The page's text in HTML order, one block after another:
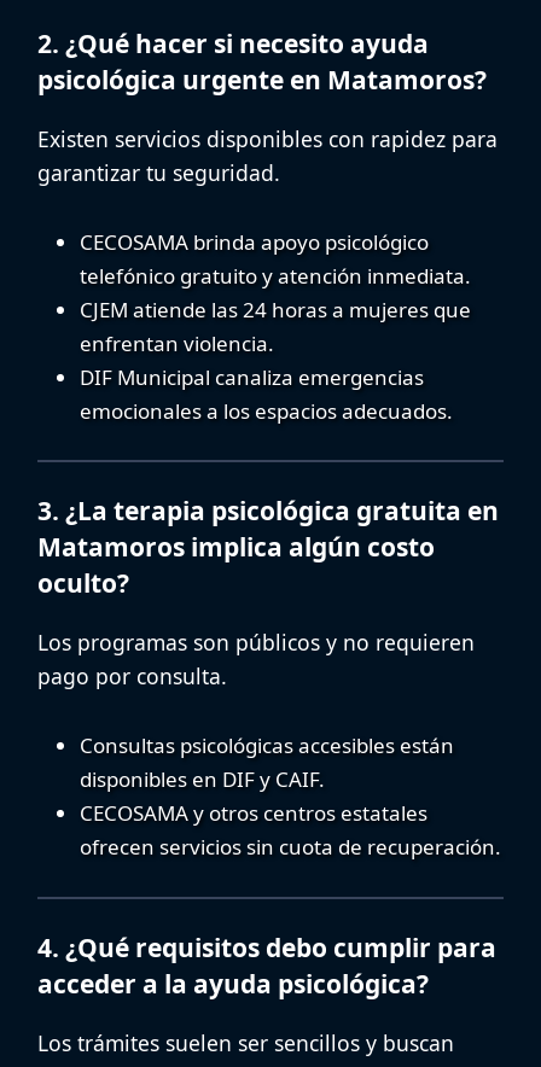
2. ¿Qué hacer si necesito ayuda
psicológica urgente en Matamoros?
Existen servicios disponibles con rapidez para
garantizar tu seguridad.
CECOSAMA brinda apoyo psicológico
telefónico gratuito y atención inmediata.
CJEM atiende las 24 horas a mujeres que
enfrentan violencia.
DIF Municipal canaliza emergencias
emocionales a los espacios adecuados.
3. ¿La terapia psicológica gratuita en
Matamoros implica algún costo
oculto?
Los programas son públicos y no requieren
pago por consulta.
Consultas psicológicas accesibles están
disponibles en DIF y CAIF.
CECOSAMAy otros centros estatales
ofrecen servicios sin cuota de recuperación.
4. ¿Qué requisitos debo cumplir para
acceder a la ayuda psicológica?
Los trámites suelen ser sencillos y buscan